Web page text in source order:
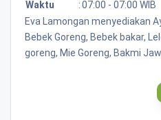
Waktu
:07:00 - 07:00 WIB
Eva Lamongan menyediakan
Bebek Goreng, Bebek bakar,
goreng, Mie Goreng, Bakmi